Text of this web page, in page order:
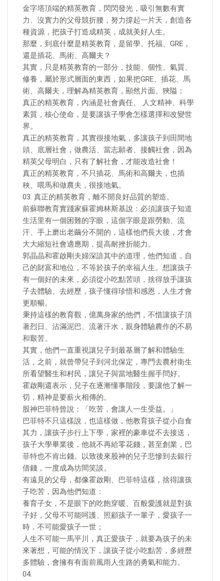
金字塔頂端的精英教育，閃閃發光，吸引無數有實
力、沒實力的父母競折腰，努力撐起一片天，創造各
種資源，把孩子打造成精英，成就美好人生。
那麼，到底什麼是精英教育，是留學、托福、GRE，
還是插花、馬術、高爾夫？
其實，只是精英教育的一部分，技能、個性、氣質、
修養，屬於形式層面的東西，如果把GRE、插花、馬
術、高爾夫，理解為精英教育，顯然片面、狹隘；
真正的精英教育，內涵是社會責任、 人文精神、科學
素質，核心使命，是要讓孩子學會怎樣選擇和改變世
界。
真正的精英教育，其實很接地氣，多讓孩子到田間地
頭、底層社會，做農活、當志願者、接觸社會，因為
精英父母明白，只有了解社會，才能改造社會！
真正的精英教育，不只插花、馬術和高爾夫，也插
秧、喂馬和做農夫，很接地氣。
03. 真正的精英教育，離不開良好品質的塑造。
前蘇聯教育實踐家蘇霍姆林斯基說：必須讓孩子知道
生活里有一個困難的字眼，這個字眼是跟勞動、流
汗、手上磨出老繭分不開的，這樣他們長大後，才會
大大縮短社會適應期，提高耐挫折能力。
郭晶晶和霍啟剛夫婦深諳其中的道理，他們知道，自
己的財富和地位，不等於孩子的幸福人生。想讓孩子
有一個好的未來，必須從小吃點苦頭，捨得放手讓孩
子去體驗、去經歷，孩子懂得珍惜和感恩，人生才會
更順暢。
秉持這樣的教育觀，億萬身家的他們，不惜讓孩子頂
著烈日、沾滿泥巴、流著汗水，親身體驗農作的不易
和艱苦。
其實，他們一直重視讓兒子到最基層了解和體驗生
活，之前，就曾帶兒子到河北保定，專門去農村衛生
所看望醫生和村民，讓兒子與當地醫生握手問好。
霍啟剛還表示，兒子在逐漸懂事階段，要讓他了解一
切，精神是要薪火相傳的。
股神巴菲特曾說：「吃苦，會讓人一生受益。」
巴菲特不只這樣說，也這樣做，他教育孩子從小自食
其力，讓孩子步行上下學，家裡的豪車從不去接送，
孩子大學畢業後，他就不再給零花錢，甚至創業，巴
菲特也不肯出錢。以致後來股神的兒子悲慘到去銀行
借錢，一度成為坊間笑談。
有遠見的父母，都像霍啟剛、巴菲特這樣，捨得讓孩
子吃苦，因為他們知道：
養育子女，不是眼下的吃飽穿暖、百般愛護就是對孩
子好，父母不可能呵護、照顧孩子一輩子，愛孩子一
時，不可能愛孩子一世；
人生不可能一馬平川，真正愛孩子，就要為孩子的未
來著想，可能的情況下，讓孩子從小吃點苦，多經歷
多體驗，會擁有有面前風雨人生路的勇氣和能力。
04.